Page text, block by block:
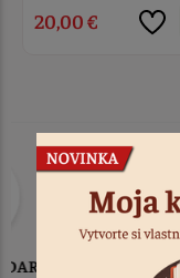
20,00 €